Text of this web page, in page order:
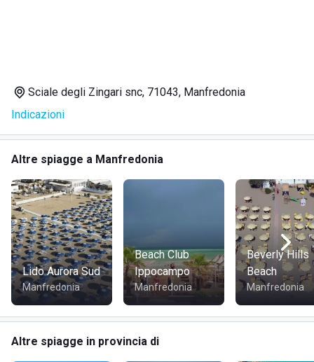
DOVE SI TROVA LIDO GREEN LEAVES
del Gargano.
COME RAGGIUNGERE LIDO GREEN LEAVES
Lo stabilimento può essere raggiunto comodamente sia in
macchina che in moto.
Sciale degli Zingari snc, 71043, Manfredonia
Indicazioni
Altre spiagge a Manfredonia
Lido Aurora Sud
Manfredonia
Beach Club
Ippocampo
Manfredonia
Beverly Hills
Beach
Manfredonia
Altre spiagge in provincia di